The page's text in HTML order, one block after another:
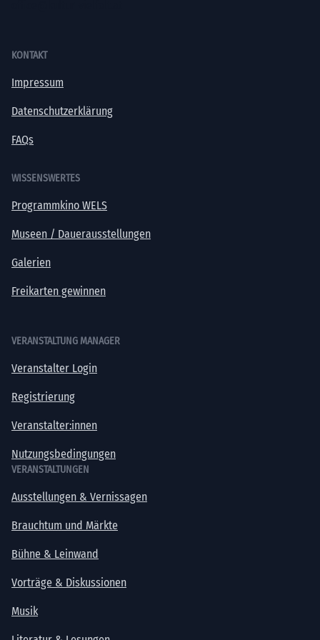
KONTAKT
Impressum
Datenschutzerklärung
FAQs
WISSENSWERTES
Programmkino WELS
Museen / Dauerausstellungen
Galerien
Freikarten gewinnen
VERANSTALTUNG MANAGER
Veranstalter Login
Registrierung
Veranstalter:innen
Nutzungsbedingungen
VERANSTALTUNGEN
Ausstellungen & Vernissagen
Brauchtum und Märkte
Bühne & Leinwand
Vorträge & Diskussionen
Musik